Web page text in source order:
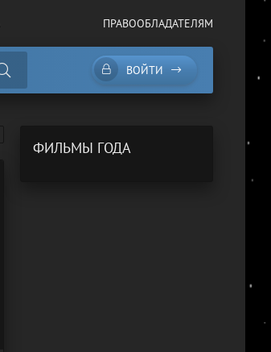
ПРАВООБЛАДАТЕЛЯМ
ВОЙТИ
ФИЛЬМЫ ГОДА